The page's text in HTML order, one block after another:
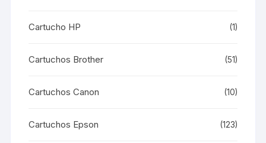
Cartucho HP (1)
Cartuchos Brother (51)
Cartuchos Canon (10)
Cartuchos Epson (123)